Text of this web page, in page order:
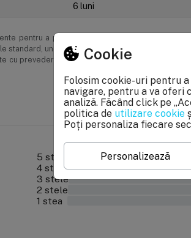
6 luni
pentru a păstra acurateţea informaţiilor din
standard, unele specificaţii pot fi modificate de
cu prevederile OUG 140/2021, produsele
5 stele
4 stele0%
3 stele0%
2 stele
1 stea
Cookie
Folosim cookie-uri pentru
navigare, pentru a va
analiză. Făcând click pe
politica de utilizare cookie
Poți personaliza fiecare
Personalizează